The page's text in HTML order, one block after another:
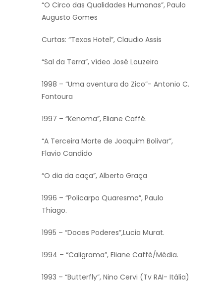
“O Circo das Qualidades Humanas”, Paulo
Augusto Gomes
Curtas: “Texas Hotel”, Claudio Assis
“Sal da Terra”, vídeo José Louzeiro
1998 – “Uma aventura do Zico”- Antonio C.
Fontoura
1997 – “Kenoma”, Eliane Caffé.
“A Terceira Morte de Joaquim Bolivar”,
Flavio Candido
“O dia da caça”, Alberto Graça
1996 – “Policarpo Quaresma”, Paulo
Thiago.
1995 – “Doces Poderes”,Lucia Murat.
1994 – “Caligrama”, Eliane Caffé/Média.
1993 – “Butterfly”, Nino Cervi (Tv RAI- Itália)